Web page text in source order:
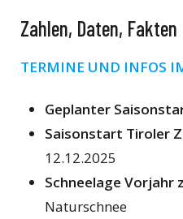
Zahlen, Daten, Fakten
TERMINE UND INFOS
Geplanter
Saisonstart Tiroler
12.12.2025
Schneelage Vorjahr
Naturschnee